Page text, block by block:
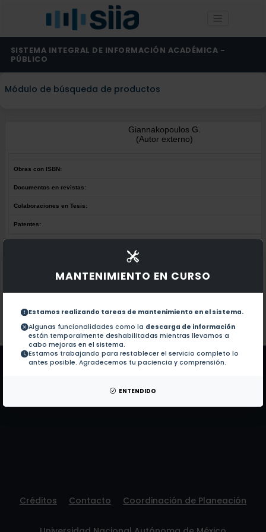
MANTENIMIENTO EN CURSO
Estamos realizando tareas de mantenimiento en el sistema.
Algunas funcionalidades como la descarga de información
están temporalmente deshabilitadas mientras llevamos a
cabo mejoras en el sistema.
Estamos trabajando para restablecer el servicio completo lo
antes posible. Agradecemos tu paciencia y comprensión.
ENTENDIDO
SISTEMA INTEGRAL DE INFORMACIÓN ACADÉMICA -
PÚBLICO
Módulo de búsqueda de productos
Giannakopoulos G.
(Autor externo)
Obras con ISBN:
Documentos en revistas:
Colaboraciones en Tesis:
Patentes:
No hay obras de este autor.
Documentos en revistas:
Colaboraciones en Tesis:
Patentes: No hay patentes de este autor.
Créditos Contacto Coordinación de Planeación